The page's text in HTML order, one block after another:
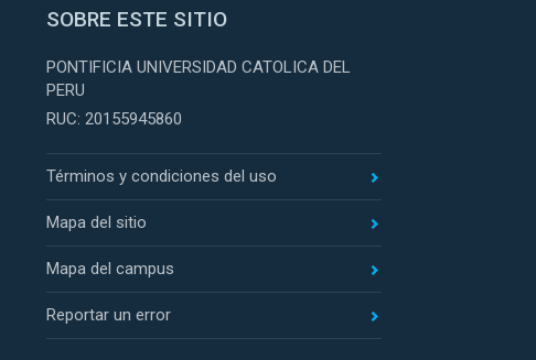
SOBRE ESTE SITIO
PONTIFICIA UNIVERSIDAD CATOLICA DEL
PERU
RUC: 20155945860
Términos y condiciones del uso
Mapa del sitio
Mapa del campus
Reportar un error